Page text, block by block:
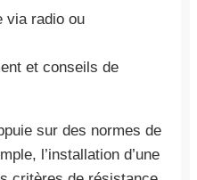
via radio ou
et conseils de
sur des normes de
l’installation d’une